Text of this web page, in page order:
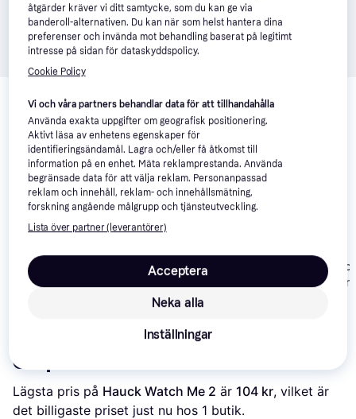
Vi har plockat fram ett urval av produkter som kanske skulle
intressera dig. Visa alla
BeSafe Baby Mirror
XL2 med Belysning
Littlelife Baby Car
Munchkin
Sight Car
Om produkten
Lägsta pris på Hauck Watch Me 2 är 104 kr, vilket är
det billigaste priset just nu hos 1 butik.
åtgärder kräver vi ditt samtycke, som du kan ge via
banderoll-alternativen. Du kan när som helst hantera dina
preferenser och invända mot behandling baserat på legitimt
intresse på sidan för dataskyddspolicy.
Cookie Policy
Vi och våra partners behandlar data för att tillhandahålla
Använda exakta uppgifter om geografisk positionering.
Aktivt läsa av enhetens egenskaper för
identifieringsändamål. Lagra och/eller få åtkomst till
information på en enhet. Mäta reklamprestanda. Använda
begränsade data för att välja reklam. Personanpassad
reklam och innehåll, reklam- och innehållsmätning,
forskning angående målgrupp och tjänsteutveckling.
Lista över partner (leverantörer)
Neka alla
Acceptera
Inställningar